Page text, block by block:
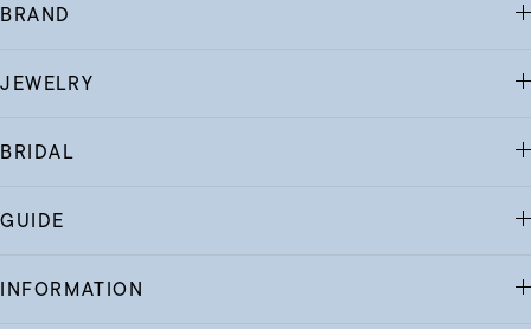
BRAND
JEWELRY
BRIDAL
GUIDE
INFORMATION